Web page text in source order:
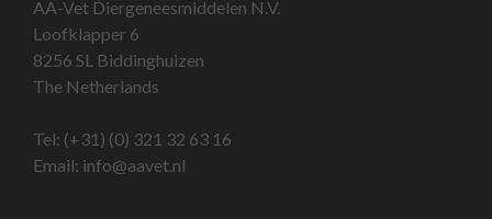
AA-Vet Diergeneesmiddelen N.V.
Loofklapper 6
8256 SL Biddinghuizen
The Netherlands
Tel: (+31) (0) 321 32 63 16
Email: info@aavet.nl